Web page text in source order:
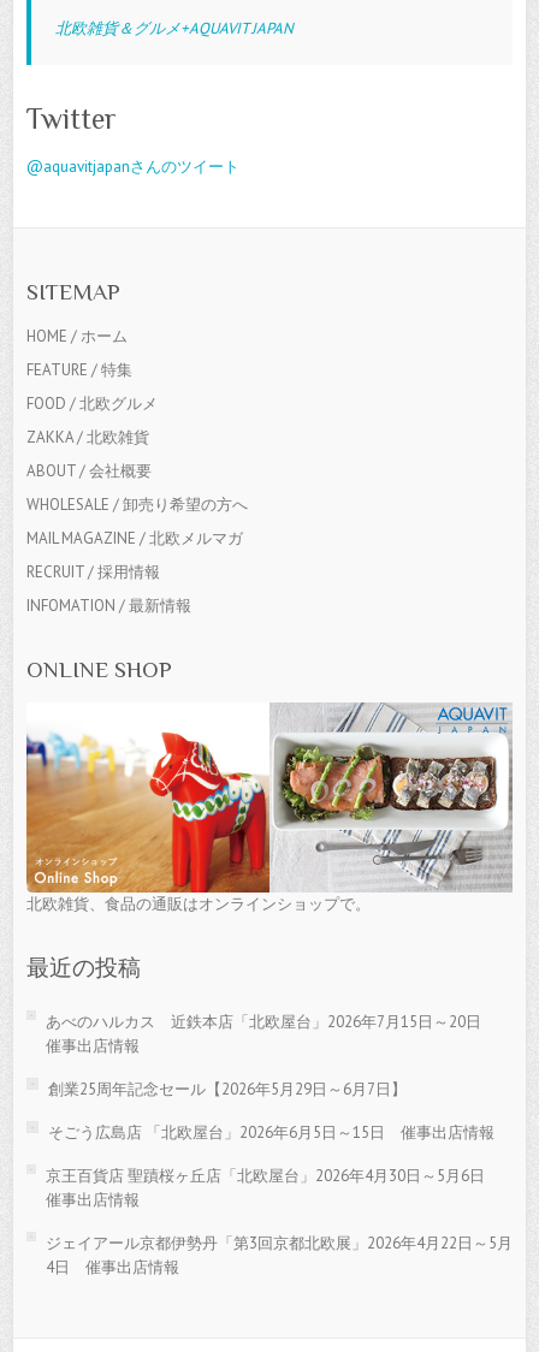
北欧雑貨＆グルメ+AQUAVIT JAPAN
Twitter
@aquavitjapanさんのツイート
SITEMAP
HOME / ホーム
FEATURE / 特集
FOOD / 北欧グルメ
ZAKKA / 北欧雑貨
ABOUT / 会社概要
WHOLESALE / 卸売り希望の方へ
MAIL MAGAZINE / 北欧メルマガ
RECRUIT / 採用情報
INFOMATION / 最新情報
ONLINE SHOP
北欧雑貨、食品の通販はオンラインショップで。
最近の投稿
あべのハルカス 近鉄本店「北欧屋台」2026年7月15日～20日
催事出店情報
創業25周年記念セール【2026年5月29日～6月7日】
そごう広島店 「北欧屋台」2026年6月5日～15日 催事出店情報
京王百貨店 聖蹟桜ヶ丘店「北欧屋台」2026年4月30日～5月6日
催事出店情報
ジェイアール京都伊勢丹「第3回京都北欧展」2026年4月22日～5月
4日 催事出店情報